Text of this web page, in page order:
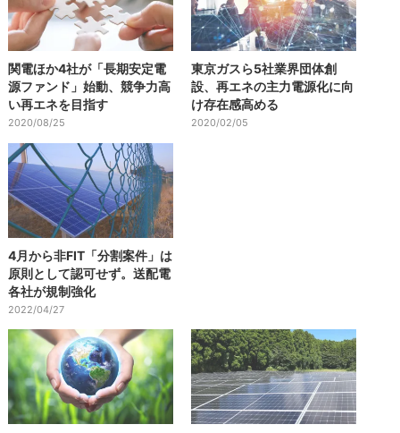
関電ほか4社が「長期安定電
源ファンド」始動、競争力高
い再エネを目指す
2020/08/25
東京ガスら5社業界団体創
設、再エネの主力電源化に向
け存在感高める
2020/02/05
4月から非FIT「分割案件」は
原則として認可せず。送配電
各社が規制強化
2022/04/27